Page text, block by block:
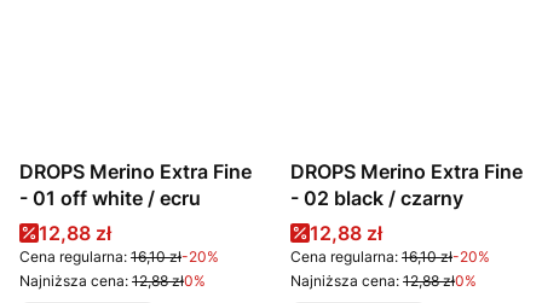
DROPS Merino Extra Fine
- 01 off white / ecru
Cena promocyjna
12,88 zł
Cena regularna: 16,10 zł-20%
Najniższa cena: 12,88 zł0%
DROPS Merino Extra Fine
- 02 black / czarny
Cena promocyjna
12,88 zł
Cena regularna: 16,10 zł-20%
Najniższa cena: 12,88 zł0%